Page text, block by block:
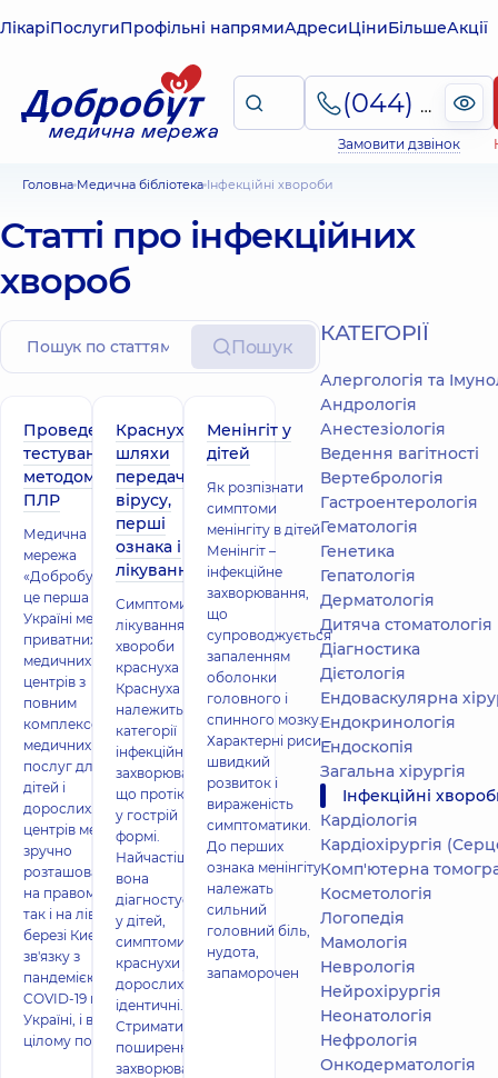
ЛікаріПослугиПрофільні напрямиАдресиЦіниБільшеАкції
(044) 495-2-888
Замовити дзвінок
Головна Медична бібліотека Інфекційні хвороби
Статті про інфекційних
хвороб
Пошук
Проведення
тестування
методом
ПЛР
Медична
мережа
«Добробут» —
це перша в
Україні мережа
приватних
медичних
центрів з
повним
комплексом
медичних
послуг для
дітей і
дорослих. 16
центрів мережі
зручно
розташовані як
на правому,
так і на лівому
березі Києва. У
зв'язку з
пандемією
COVID-19 в
Україні, і в
цілому по
Краснуха –
шляхи
передачі
вірусу,
перші
ознака і
лікування
Симптоми та
лікування
хвороби
краснуха
Краснуха
належить до
категорії
інфекційних
захворювань,
що протікають
у гострій
формі.
Найчастіше
вона
діагностується
у дітей,
симптоми
краснухи у
дорослих
ідентичні.
Стримати
поширення
захворювання
Менінгіт у
дітей
Як розпізнати
симптоми
менінгіту в дітей
Менінгіт –
інфекційне
захворювання,
що
супроводжується
запаленням
оболонки
головного і
спинного мозку.
Характерні риси –
швидкий
розвиток і
вираженість
симптоматики.
До перших
ознака менінгіту
належать
сильний
головний біль,
нудота,
запаморочен
КАТЕГОРІЇ
Алергологія та
Андрологія
Анестезіологія
Ведення вагітності
Вертебрологія
Гастроентерологія
Гематологія
Генетика
Гепатологія
Дерматологія
Дитяча стоматологія
Діагностика
Дієтологія
Ендоваскулярна
Ендокринологія
Ендоскопія
Загальна хірургія
Інфекційні
Кардіологія
Кардіохірургія
Комп'ютерна
Косметологія
Логопедія
Мамологія
Неврологія
Нейрохірургія
Неонатологія
Нефрологія
Онкодерматологія